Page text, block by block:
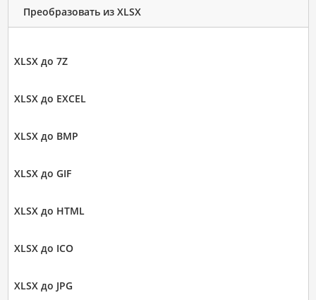
Преобразовать из XLSX
XLSX до 7Z
XLSX до EXCEL
XLSX до BMP
XLSX до GIF
XLSX до HTML
XLSX до ICO
XLSX до JPG